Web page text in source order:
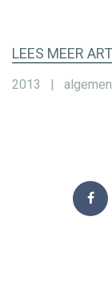
LEES MEER
2013 |